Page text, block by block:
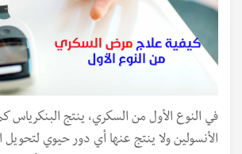
في النوع الأول من السكري، ينتج البنكرياس
الأنسولين ولا ينتج عنها أي دور حيوي لتحويل